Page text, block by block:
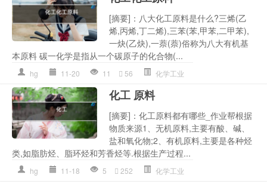
[摘要]：八大化工原料是什么?三烯(乙
烯,丙烯,丁二烯),三苯(苯,甲苯,二甲苯),
一炔(乙炔),一萘(萘)俗称为八大有机基
本原料 碳一化学是指从一个碳原子的化合物(...
hg 11-20 11 56 化学工业
化工 原料
[摘要]：化工原料都有哪些_作业帮根据
物质来源1、无机原料,主要有酸、碱、
盐和氧化物;2、有机原料,主要是各种烃
类,如脂肪烃、脂环烃和芳香烃等.根据生产过程...
hg 11-18 5 252 化学工业